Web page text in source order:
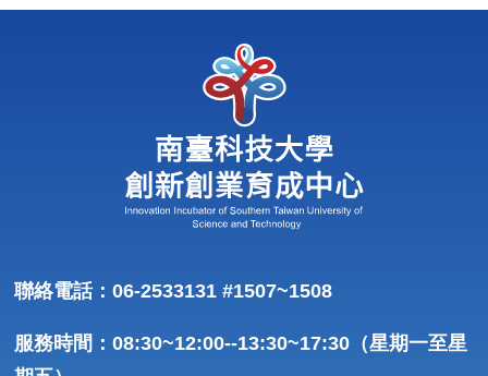
聯絡電話：06-2533131 #1507~1508
服務時間：08:30~12:00--13:30~17:30（星期一至星